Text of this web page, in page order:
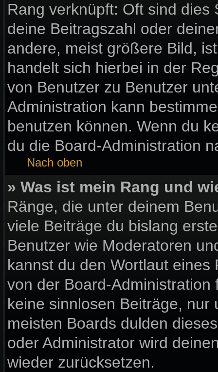
Rang verknüpft: Oft sind
deine Beitragszahl oder
andere, meist größere Bild,
handelt sich hierbei in der
von Benutzer zu Benutzer
Administration kann
benutzen können. Wenn du
du die Board-Administration
Nach oben
» Was ist mein Rang und
Ränge, die unter deinem
viele Beiträge du bislang
Benutzer wie Moderatoren
kannst du den Wortlaut
von der Board-
keine sinnlosen Beiträge,
meisten Boards dulden
oder Administrator wird
wieder zurücksetzen.